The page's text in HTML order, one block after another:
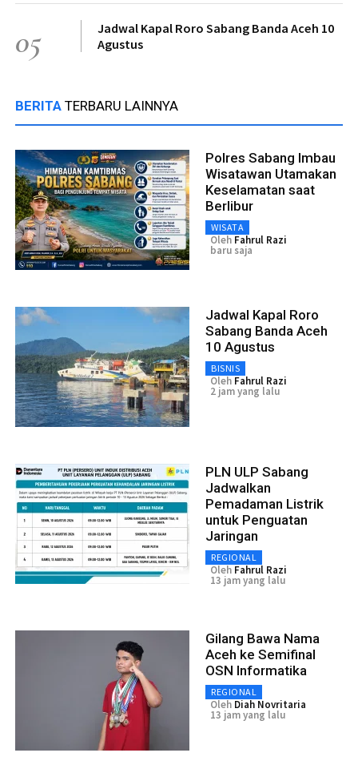
05
Jadwal Kapal Roro Sabang Banda Aceh 10
Agustus
BERITA TERBARU LAINNYA
Polres Sabang Imbau
Wisatawan Utamakan
Keselamatan saat
Berlibur
WISATA
Oleh Fahrul Razi
baru saja
Jadwal Kapal Roro
Sabang Banda Aceh
10 Agustus
BISNIS
Oleh Fahrul Razi
2 jam yang lalu
PLN ULP Sabang
Jadwalkan
Pemadaman Listrik
untuk Penguatan
Jaringan
REGIONAL
Oleh Fahrul Razi
13 jam yang lalu
Gilang Bawa Nama
Aceh ke Semifinal
OSN Informatika
REGIONAL
Oleh Diah Novritaria
13 jam yang lalu